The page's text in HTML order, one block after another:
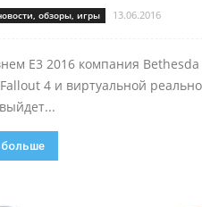
обзоры, игры 13.06.2016
E3 2016 компания Bethesda
4 и виртуальной
больше